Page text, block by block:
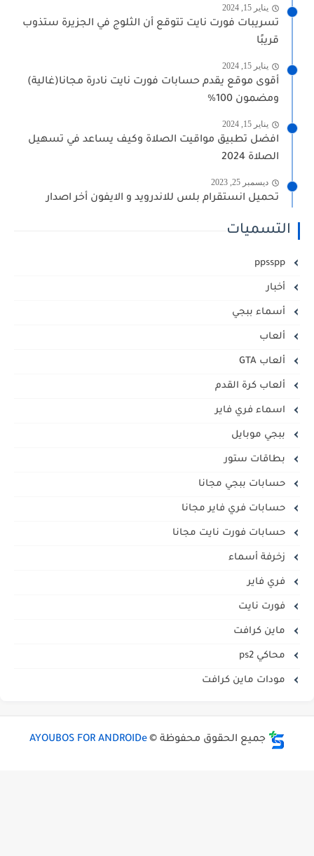
يناير 15, 2024
تسريبات فورت نايت تتوقع أن الثلوج في الجزيرة ستذوب
قريبًا
يناير 15, 2024
أقوى موقع يقدم حسابات فورت نايت نادرة مجانا(غالية)
ومضمون 100%
يناير 15, 2024
افضل تطبيق مواقيت الصلاة وكيف يساعد في تسهيل
الصلاة 2024
ديسمبر 25, 2023
تحميل انستقرام بلس للاندرويد و الايفون أخر اصدار
التسميات
ppsspp
أخبار
أسماء ببجي
ألعاب
ألعاب GTA
ألعاب كرة القدم
اسماء فري فاير
ببجي موبايل
بطاقات ستور
حسابات ببجي مجانا
حسابات فري فاير مجانا
حسابات فورت نايت مجانا
زخرفة أسماء
فري فاير
فورت نايت
ماين كرافت
محاكي ps2
مودات ماين كرافت
جميع الحقوق محفوظة © AYOUBOS FOR ANDROIDe